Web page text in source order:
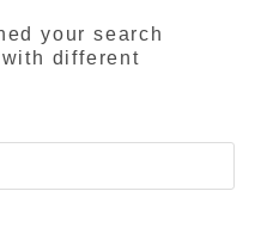
your search
different